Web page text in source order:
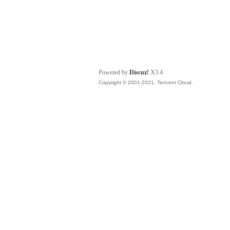
Powered by Discuz! X3.4
Copyright © 2001-2021, Tencent Cloud.